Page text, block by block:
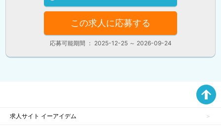
この求人に応募する
応募可能期間 ： 2025-12-25 ～ 2026-09-24
求人サイト イーアイデム